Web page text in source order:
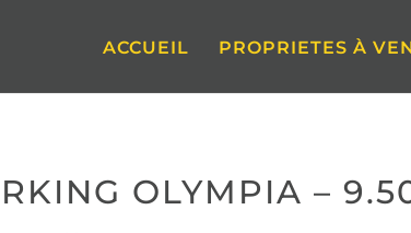
ACCUEIL PROPRIETES À
OLYMPIA –